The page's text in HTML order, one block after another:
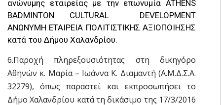
ανώνυμης εταιρείας με την επωνυμία ATHENS
BADMINTON CULTURAL DEVELOPMENT
ΑΝΩΝΥΜΗ ΕΤΑΙΡΕΙΑ ΠΟΛΙΤΙΣΤΙΚΗΣ ΑΞΙΟΠΟΙΗΣΗΣ
κατά του Δήμου Χαλανδρίου.
6.Παροχή πληρεξουσιότητας στη δικηγόρο
Αθηνών κ. Μαρία – Ιωάννα Κ. Διαμαντή (Α.Μ.Δ.Σ.Α.
32279), όπως παραστεί και εκπροσωπήσει το
Δήμο Χαλανδρίου κατά τη δικάσιμο της 17/3/2016